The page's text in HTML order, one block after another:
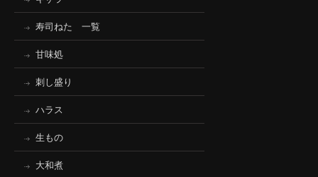
寿司ねた 一覧
甘味処
刺し盛り
ハラス
生もの
大和煮